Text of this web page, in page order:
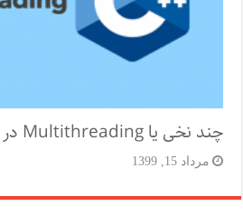
چند نخی یا Multithreading در ++C
مرداد 15, 1399